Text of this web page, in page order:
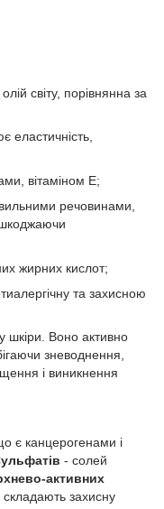
світу, порівнянна за
еластичність,
вітаміном Е;
речовинами,
жирних кислот;
та захисною
шкіри. Воно активно
зневоднення,
і виникнення
є канцерогенами і
- солей
активних
складають захисну